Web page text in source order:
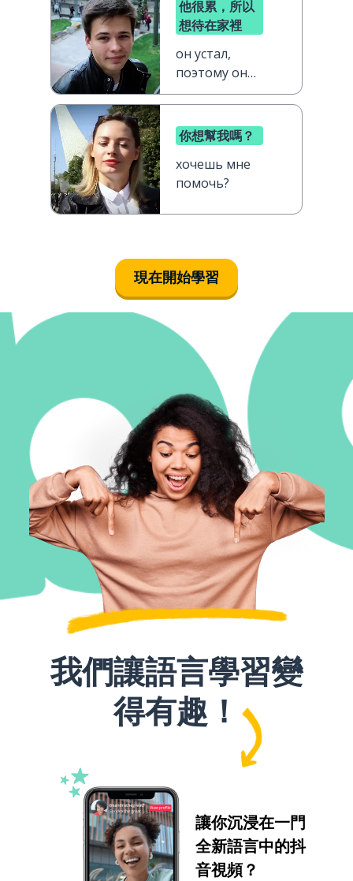
他很累，所以
想待在家裡
он устал,
поэтому он
хочет
остаться
дома
你想幫我嗎？
хочешь мне
помочь?
現在開始學習
我們讓語言學習變
得有趣！
讓你沉浸在一門
全新語言中的抖
音視頻？